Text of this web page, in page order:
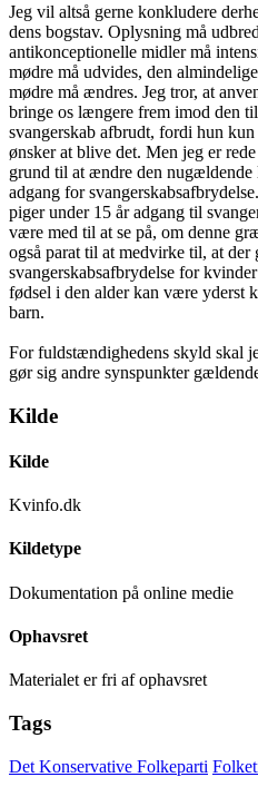
Jeg vil altså gerne konkludere
dens bogstav. Oplysning må
antikonceptionelle midler må
mødre må udvides, den
mødre må ændres. Jeg tror, at
bringe os længere frem imod den
svangerskab afbrudt, fordi hun
ønsker at blive det. Men jeg er
grund til at ændre den
adgang for
piger under 15 år adgang til
være med til at se på, om denne
også parat til at medvirke til, at der
svangerskabsafbrydelse for
fødsel i den alder kan være yderst
barn.
For fuldstændighedens skyld skal
gør sig andre synspunkter
Kilde
Kilde
Kvinfo.dk
Kildetype
Dokumentation på online medie
Ophavsret
Materialet er fri af ophavsret
Tags
Det Konservative Folkeparti